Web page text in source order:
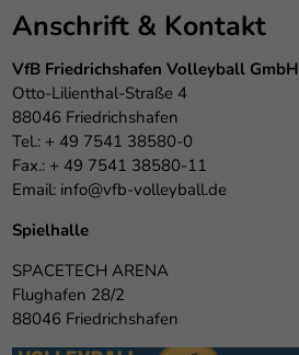
Anschrift & Kontakt
VfB Friedrichshafen Volleyball GmbH
Otto-Lilienthal-Straße 4
88046 Friedrichshafen
Tel.: + 49 7541 38580-0
Fax.: + 49 7541 38580-11
Email: info@vfb-volleyball.de
Spielhalle
SPACETECH ARENA
Flughafen 28/2
88046 Friedrichshafen